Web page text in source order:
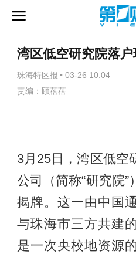
湾区低空研究院落
珠海特区报 • 03-26 10:04
责编：顾蓓蓓
3月25日，湾区低空
公司（简称“研究院
揭牌。这一由中国
与珠海市三方共建
是一次央校地资源